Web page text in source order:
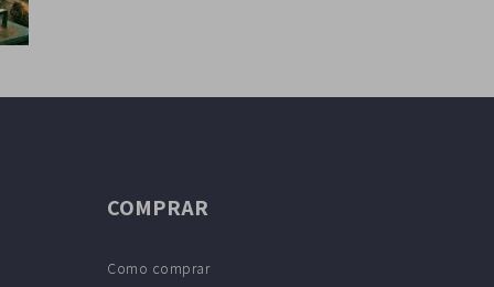
COMPRAR
Como comprar